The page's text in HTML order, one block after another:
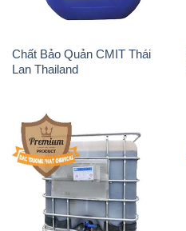
Chất Bảo Quản CMIT Thái
Lan Thailand